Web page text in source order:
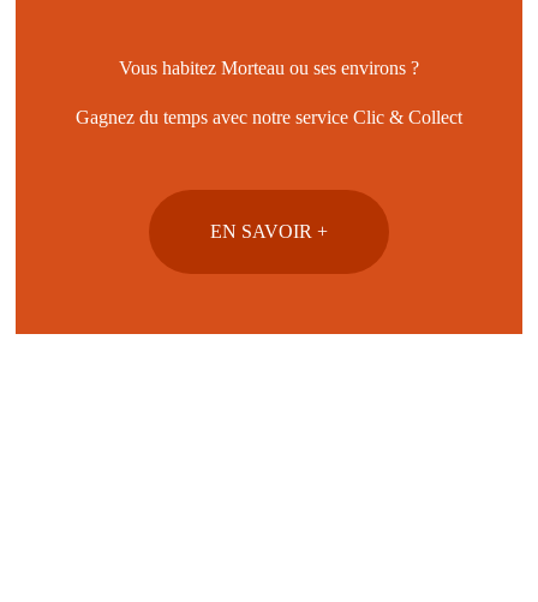
Vous habitez Morteau ou ses environs ?
Gagnez du temps avec notre service Clic & Collect
EN SAVOIR +